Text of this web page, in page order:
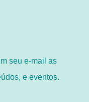
seu e-mail as
e eventos.